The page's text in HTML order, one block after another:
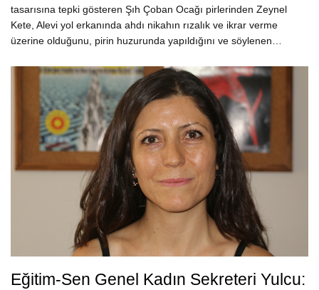
tasarısına tepki gösteren Şıh Çoban Ocağı pirlerinden Zeynel
Kete, Alevi yol erkanında ahdı nikahın rızalık ve ikrar verme
üzerine olduğunu, pirin huzurunda yapıldığını ve söylenen…
Eğitim-Sen Genel Kadın Sekreteri Yulcu: